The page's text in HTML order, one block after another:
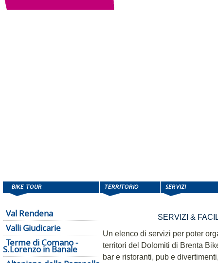
Val Rendena
Valli Giudicarie
Terme di Comano -
S.Lorenzo in Banale
SERVIZI &
Un elenco di servizi per poter
territori del Dolomiti di Brenta
bar e ristoranti, pub e